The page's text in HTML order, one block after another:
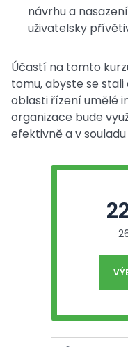
návrhu a
uživatelsky
Účastí na tomto
tomu, abyste se
oblasti řízení umělé
organizace bude
efektivně a v